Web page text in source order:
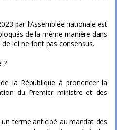
par l’Assemblée nationale est
de la même manière dans
loi ne font pas consensus.
?
la République à prononcer la
du Premier ministre et des
terme anticipé au mandat des